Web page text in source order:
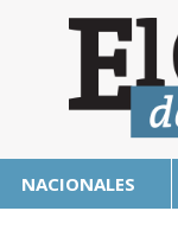
NACIONALES